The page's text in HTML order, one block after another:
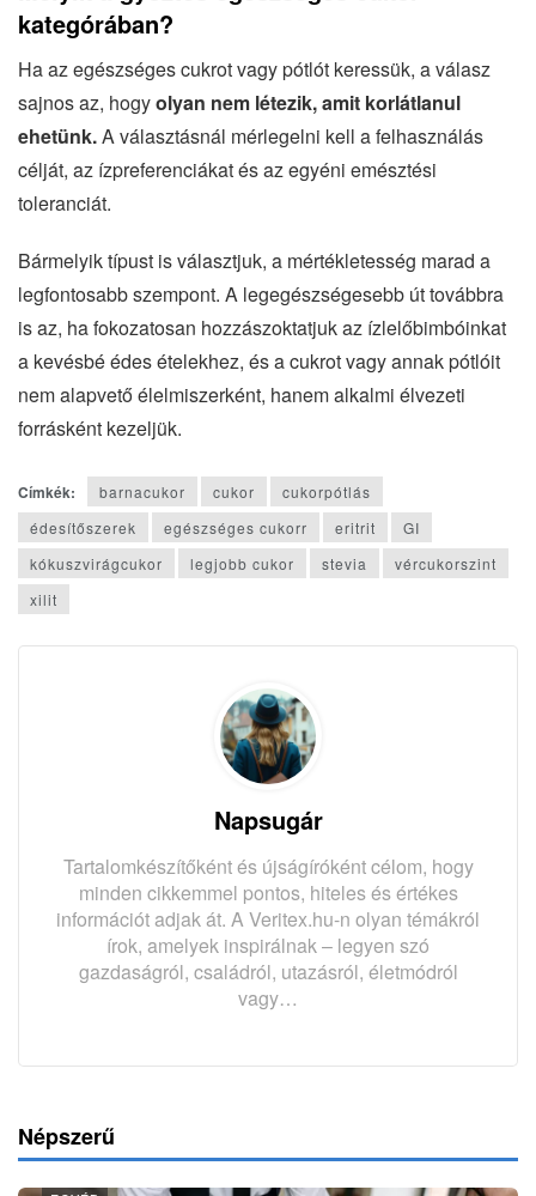
kategórában?
Ha az egészséges cukrot vagy pótlót keressük, a válasz
sajnos az, hogyolyan nem létezik, amit korlátlanul
ehetünk.A választásnál mérlegelni kell a felhasználás
célját, az ízpreferenciákat és az egyéni emésztési
toleranciát.
Bármelyik típust is választjuk, a mértékletesség marad a
legfontosabb szempont. A legegészségesebb út továbbra
is az, ha fokozatosan hozzászoktatjuk az ízlelőbimbóinkat
a kevésbé édes ételekhez, és a cukrot vagy annak pótlóit
nem alapvető élelmiszerként, hanem alkalmi élvezeti
forrásként kezeljük.
Címkék: barnacukor cukor
cukorpótlás
édesítőszerek
egészséges cukorr eritrit
GI
kókuszvirágcukor
legjobb cukor stevia
vércukorszint
xilit
Napsugár
Tartalomkészítőként és újságíróként célom, hogy
minden cikkemmel pontos, hiteles és értékes
információt adjak át. A Veritex.hu-n olyan témákról
írok, amelyek inspirálnak – legyen szó
gazdaságról, családról, utazásról, életmódról
vagy…
Népszerű